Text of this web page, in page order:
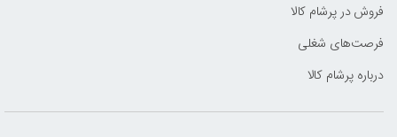
فروش در پرشام کالا
فرصت‌های شغلی
درباره پرشام کالا